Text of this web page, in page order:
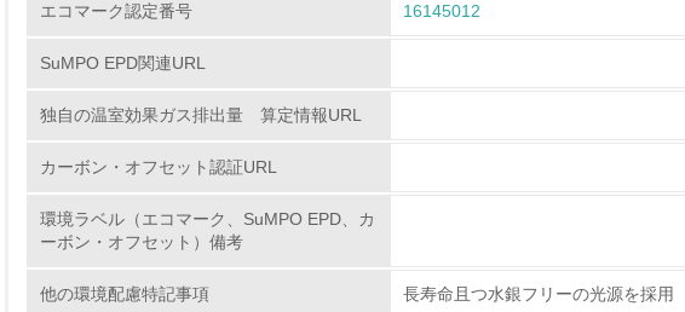
12. <L2> 環境配慮型製品・サービスの製造・販売状況を把握し、具体
13.
<L2> 購入している製品・サービスの量と種類を把握し、具体的な
包装・物流
エコマーク認定番号 16145012
SuMPO EPD関連URL
独自の温室効果ガス排出量 算定情報URL
カーボン・オフセット認証URL
環境ラベル（エコマーク、SuMPO EPD、カ
ーボン・オフセット）備考
他の環境配慮特記事項 長寿命且つ水銀フリーの光源を採用